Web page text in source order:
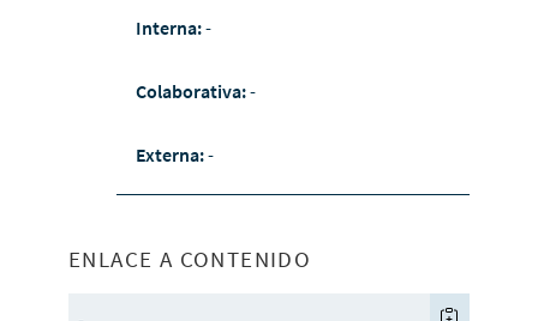
Interna:-
Colaborativa:-
Externa:-
ENLACE A CONTENIDO